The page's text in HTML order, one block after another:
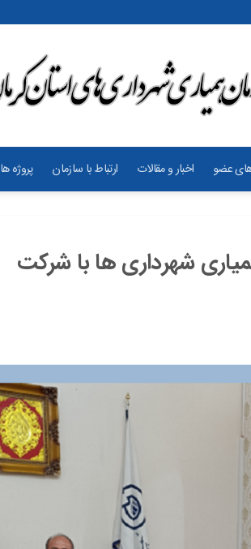
عضو اخبار و مقالات ارتباط با سازمان پروژه ها
شهرداری ها با شرکت